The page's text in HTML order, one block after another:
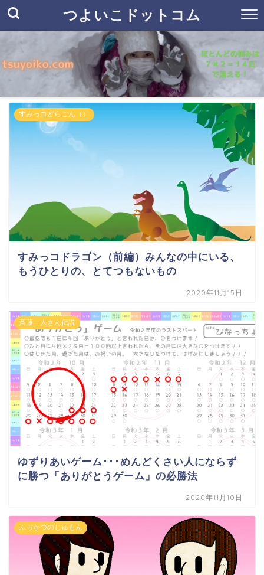
つよいこドットコム
すみっコどらごん（）
すみっコドラゴン（前編）みんなの中にいる、
もうひとりの、とてつもないもの
2020年11月15日
斉藤一人さん伝説
ゆずりあいゲーム･･･めんどくさい人にならず
に勝つ「ありがとうゲーム」の必勝法
2020年11月10日
ふっかつのじゅもん